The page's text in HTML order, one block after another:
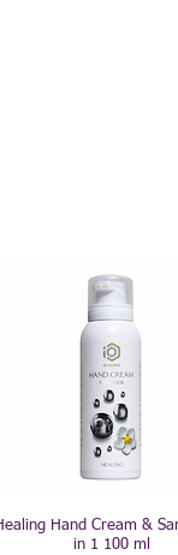
Hand Cream &
in 1 100 ml